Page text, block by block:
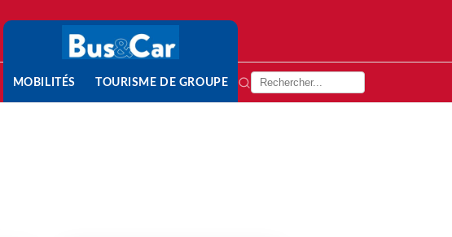
MOBILITÉS TOURISME DE GROUPE